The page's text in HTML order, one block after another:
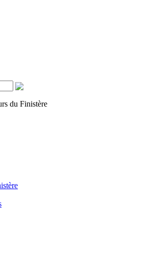
du Finistère